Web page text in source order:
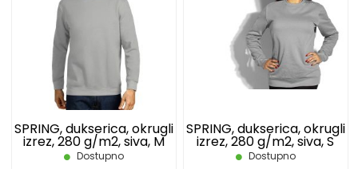
SPRING, dukserica, okrugli
izrez, 280 g/m2, siva, M
Dostupno
SPRING, dukserica, okrugli
izrez, 280 g/m2, siva, S
Dostupno